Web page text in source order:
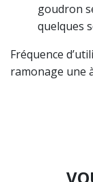
goudron
quelques
Fréquence
ramonage une